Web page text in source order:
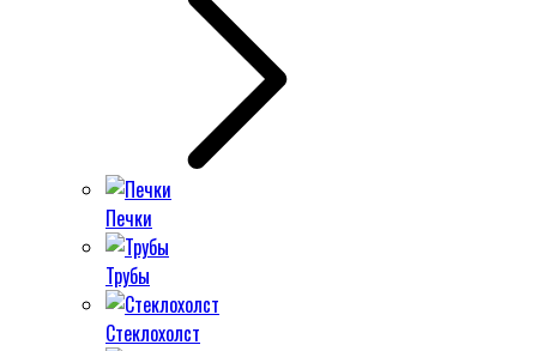
Печки
Трубы
Стеклохолст